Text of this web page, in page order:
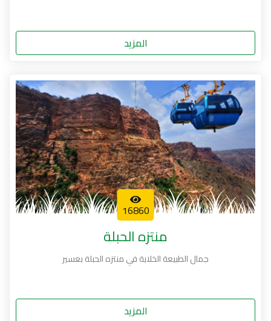
المزيد
16860
منتزه الحبلة
جمال الطبيعة الخلابة في منتزه الحبلة بعسير
المزيد